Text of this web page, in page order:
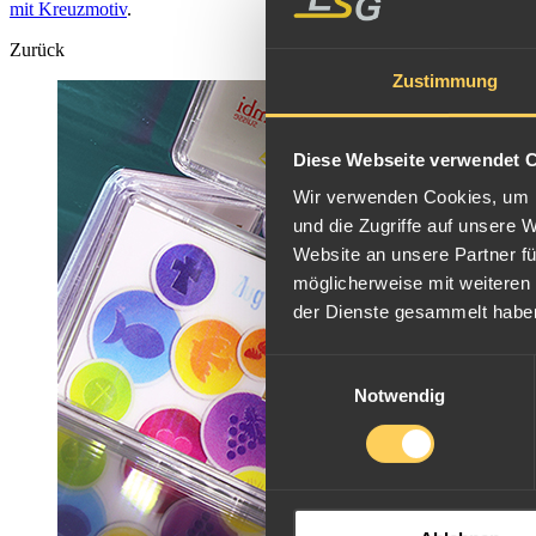
Zustimmung
Diese Webseite verwendet
Wir verwenden Cookies,
und die Zugriffe auf unsere
Website an unsere Partner
möglicherweise mit
der Dienste gesammelt
Einwilligungsauswahl
Notwendig
mit Kreuzmotiv.
Zurück